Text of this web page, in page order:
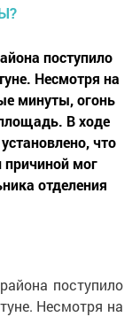
поступило
Несмотря на
минуты, огонь
В ходе
что
причиной мог
отделения
поступило
Несмотря на